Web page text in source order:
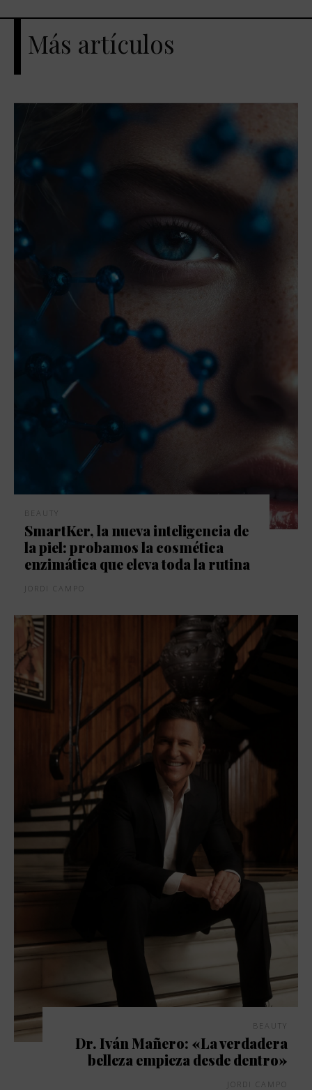
Más artículos
BEAUTY
SmartKer, la nueva inteligencia de
la piel: probamos la cosmética
enzimática que eleva toda la rutina
JORDI CAMPO
BEAUTY
Dr. Iván Mañero: «La verdadera
belleza empieza desde dentro»
JORDI CAMPO